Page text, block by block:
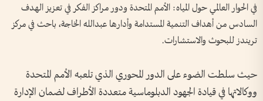
في الحوار العالمي حول المياه: الأمم المتحدة ودور مراكز الفكر في تعزيز الهدف
السادس من أهداف التنمية المستدامة وأدارها عبدالله الخاجة، باحث في مركز
تريندز للبحوث والاستشارات.
حيث سلطت الضوء على الدور المحوري الذي تلعبه الأمم المتحدة
ووكالاتها في قيادة الجهود الدبلوماسية متعددة الأطراف لضمان الإدارة